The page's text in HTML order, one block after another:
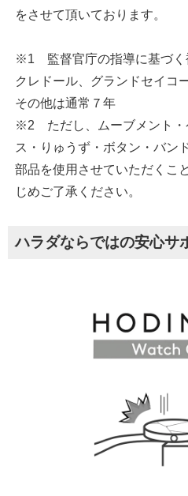
をさせて頂いております。
※1 監督官庁の指導に基づく
クレドール、グランドセイコ
その他は通常７年
※2 ただし、ムーブメント・
ス・りゅうず・ボタン・バン
部品を使用させていただくこ
じめご了承ください。
ハラダならではの安心サ